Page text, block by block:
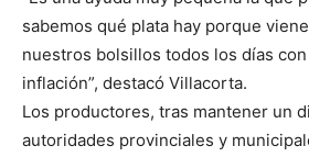
sabemos qué plata hay porque
nuestros bolsillos todos los días
inflación”, destacó Villacorta.
Los productores, tras mantener un
autoridades provinciales y